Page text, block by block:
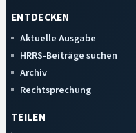
ENTDECKEN
Aktuelle Ausgabe
HRRS-Beiträge suchen
Archiv
Rechtsprechung
TEILEN